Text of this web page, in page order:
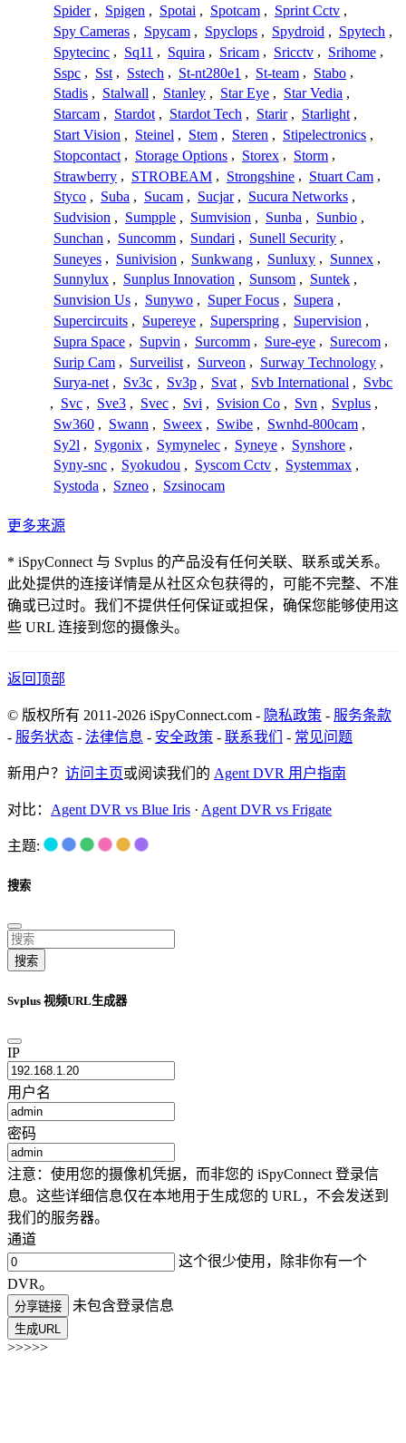
Spider , Spigen , Spotai , Spotcam , Sprint Cctv ,
Spy Cameras , Spycam , Spyclops , Spydroid , Spytech ,
Spytecinc , Sq11 , Squira , Sricam , Sricctv , Srihome ,
Sspc , Sst , Sstech , St-nt280e1 , St-team , Stabo ,
Stadis , Stalwall , Stanley , Star Eye , Star Vedia ,
Starcam , Stardot , Stardot Tech , Starir , Starlight ,
Start Vision , Steinel , Stem , Steren , Stipelectronics ,
Stopcontact , Storage Options , Storex , Storm ,
Strawberry , STROBEAM , Strongshine , Stuart Cam ,
Styco , Suba , Sucam , Sucjar , Sucura Networks ,
Sudvision , Sumpple , Sumvision , Sunba , Sunbio ,
Sunchan , Suncomm , Sundari , Sunell Security ,
Suneyes , Sunivision , Sunkwang , Sunluxy , Sunnex ,
Sunnylux , Sunplus Innovation , Sunsom , Suntek ,
Sunvision Us , Sunywo , Super Focus , Supera ,
Supercircuits , Supereye , Superspring , Supervision ,
Supra Space , Supvin , Surcomm , Sure-eye , Surecom ,
Surip Cam , Surveilist , Surveon , Surway Technology ,
Surya-net , Sv3c , Sv3p , Svat , Svb International , Svbc
, Svc , Sve3 , Svec , Svi , Svision Co , Svn , Svplus ,
Sw360 , Swann , Sweex , Swibe , Swnhd-800cam ,
Sy2l , Sygonix , Symynelec , Syneye , Synshore ,
Syny-snc , Syokudou , Syscom Cctv , Systemmax ,
Systoda , Szneo , Szsinocam
更多来源
* iSpyConnect 与 Svplus 的产品没有任何关联、联系或关系。
此处提供的连接详情是从社区众包获得的，可能不完整、不准
确或已过时。我们不提供任何保证或担保，确保您能够使用这
些 URL 连接到您的摄像头。
返回顶部
© 版权所有 2011-2026 iSpyConnect.com - 隐私政策 - 服务条款
- 服务状态 - 法律信息 - 安全政策 - 联系我们 - 常见问题
新用户？ 访问主页或阅读我们的 Agent DVR 用户指南
对比： Agent DVR vs Blue Iris · Agent DVR vs Frigate
主题:
搜索
搜索
Svplus 视频URL生成器
IP
用户名
密码
注意：使用您的摄像机凭据，而非您的 iSpyConnect 登录信
息。这些详细信息仅在本地用于生成您的 URL，不会发送到
我们的服务器。
通道
这个很少使用，除非你有一个
DVR。
分享链接 未包含登录信息
生成URL
>>>>>